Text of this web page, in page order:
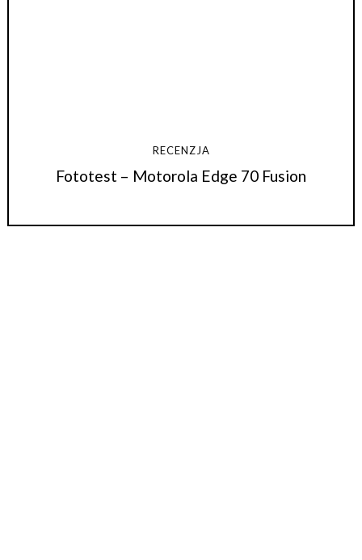
RECENZJA
Fototest – Motorola Edge 70 Fusion